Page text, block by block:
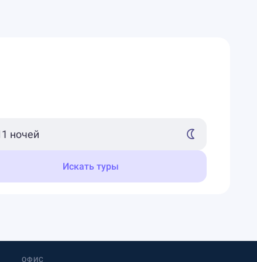
Искать туры
ОФИС